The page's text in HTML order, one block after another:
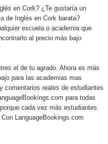
en Cork? ¿Te gustaría un
de Inglés en Cork barata?
escuela o academia que
al precio más bajo
el de tu agrado. Ahora es más
para las academias mas
comentarios reales de estudiantes
para todas
cada vez más estudiantes
LanguageBookings.com